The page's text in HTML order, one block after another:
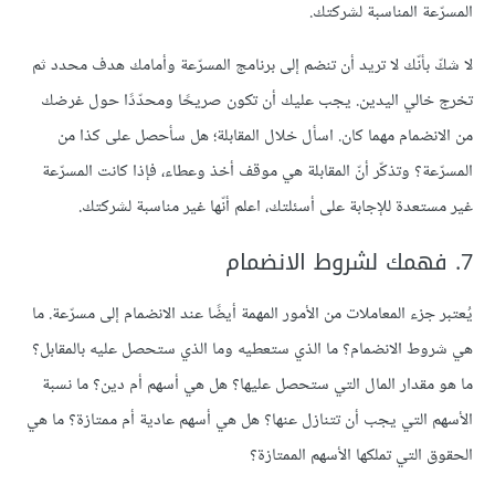
المسرّعة المناسبة لشركتك.
لا شكّ بأنّك لا تريد أن تنضم إلى برنامج المسرّعة وأمامك هدف محدد ثم
تخرج خالي اليدين. يجب عليك أن تكون صريحًا ومحدّدًا حول غرضك
من الانضمام مهما كان. اسأل خلال المقابلة؛ هل سأحصل على كذا من
المسرّعة؟ وتذكّر أنّ المقابلة هي موقف أخذ وعطاء، فإذا كانت المسرّعة
غير مستعدة للإجابة على أسئلتك، اعلم أنّها غير مناسبة لشركتك.
7. فهمك لشروط الانضمام
يُعتبر جزء المعاملات من الأمور المهمة أيضًا عند الانضمام إلى مسرّعة. ما
هي شروط الانضمام؟ ما الذي ستعطيه وما الذي ستحصل عليه بالمقابل؟
ما هو مقدار المال التي ستحصل عليها؟ هل هي أسهم أم دين؟ ما نسبة
الأسهم التي يجب أن تتنازل عنها؟ هل هي أسهم عادية أم ممتازة؟ ما هي
الحقوق التي تملكها الأسهم الممتازة؟